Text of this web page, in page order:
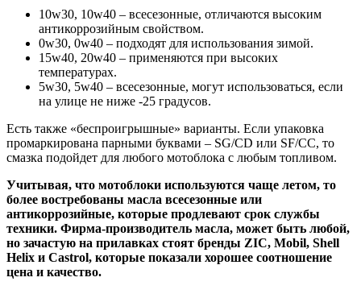
10w30, 10w40 – всесезонные, отличаются высоким
антикоррозийным свойством.
0w30, 0w40 – подходят для использования зимой.
15w40, 20w40 – применяются при высоких
температурах.
5w30, 5w40 – всесезонные, могут использоваться, если
на улице не ниже -25 градусов.
Есть также «беспроигрышные» варианты. Если упаковка
промаркирована парными буквами – SG/CD или SF/CC, то
смазка подойдет для любого мотоблока с любым топливом.
Учитывая, что мотоблоки используются чаще летом, то
более востребованы масла всесезонные или
антикоррозийные, которые продлевают срок службы
техники. Фирма-производитель масла, может быть любой,
но зачастую на прилавках стоят бренды ZIC, Mobil, Shell
Helix и Castrol, которые показали хорошее соотношение
цена и качество.